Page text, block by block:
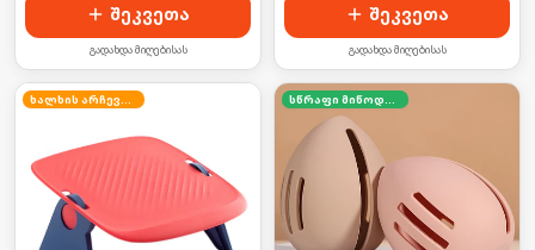
შეკვეთა
გადახდა მიღებისას
შეკვეთა
გადახდა მიღებისას